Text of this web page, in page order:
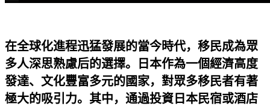
在全球化進程迅猛發展的當今時代，移民成為眾
多人深思熟慮后的選擇。日本作為一個經濟高度
發達、文化豐富多元的國家，對眾多移民者有著
極大的吸引力。其中，通過投資日本民宿或酒店